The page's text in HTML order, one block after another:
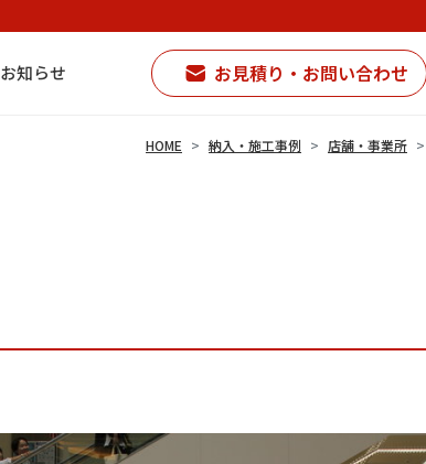
お知らせ お見積り・お問い合わせ
HOME 納入・施工事例 店舗・事業所